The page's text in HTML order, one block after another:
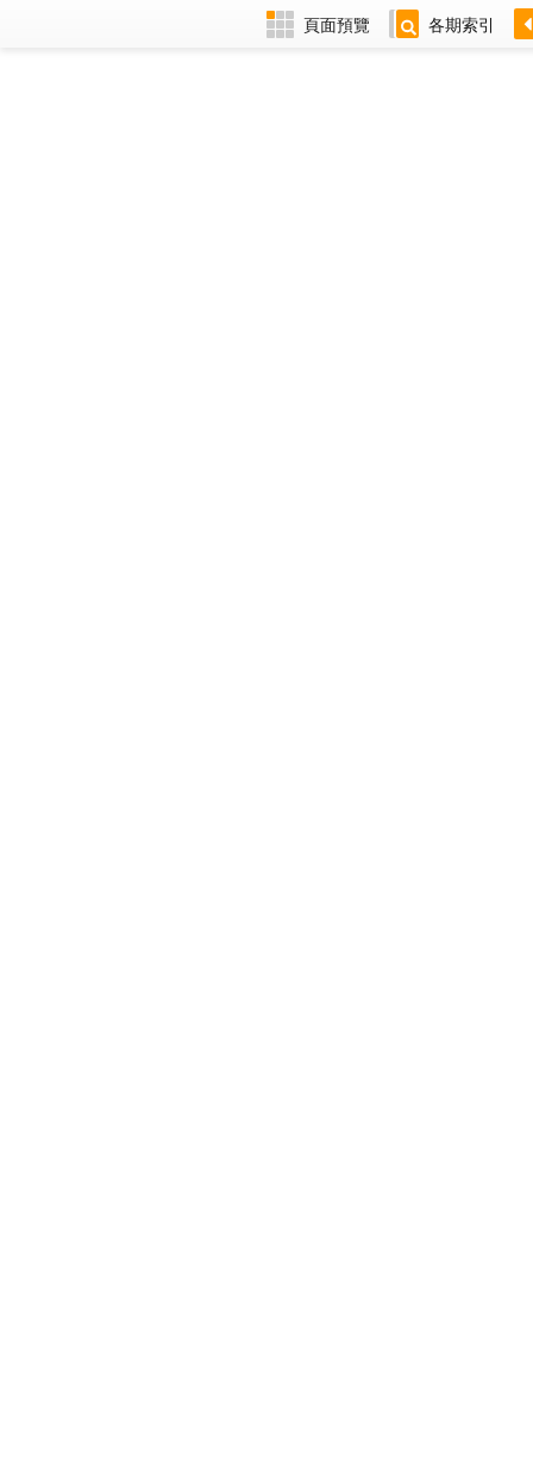
頁面預覽 各期索引